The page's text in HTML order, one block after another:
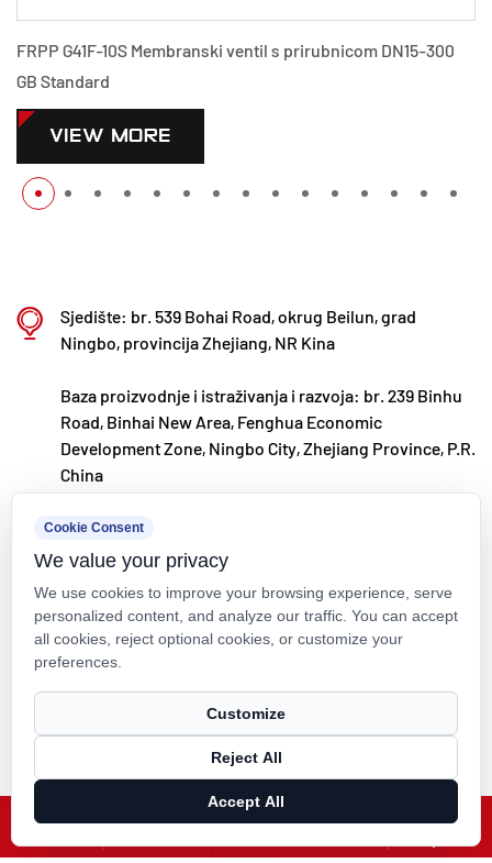
FRPP G41F-10S Membranski ventil s prirubnicom DN15-300
GB Standard
VIEW MORE
Sjedište: br. 539 Bohai Road, okrug Beilun, grad
Ningbo, provincija Zhejiang, NR Kina
Baza proizvodnje i istraživanja i razvoja: br. 239 Binhu
Road, Binhai New Area, Fenghua Economic
Development Zone, Ningbo City, Zhejiang Province, P.R.
China
kxpv@kxpv.com
+86-18067123177
Autorska prava © Kaixin Pipeline Technologies Co., Ltd. Sva prava
pridržana.
Smart Cloud
Cookie Consent
We value your privacy
We use cookies to improve your browsing experience, serve
personalized content, and analyze our traffic. You can accept
all cookies, reject optional cookies, or customize your
preferences.
Customize
Reject All
Accept All